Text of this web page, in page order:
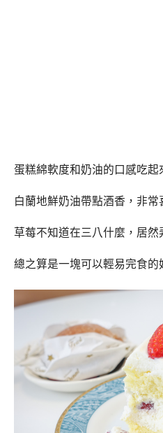
蛋糕綿軟度和奶油的口感吃起
白蘭地鮮奶油帶點酒香，非常
草莓不知道在三八什麼，居然
總之算是一塊可以輕易完食的